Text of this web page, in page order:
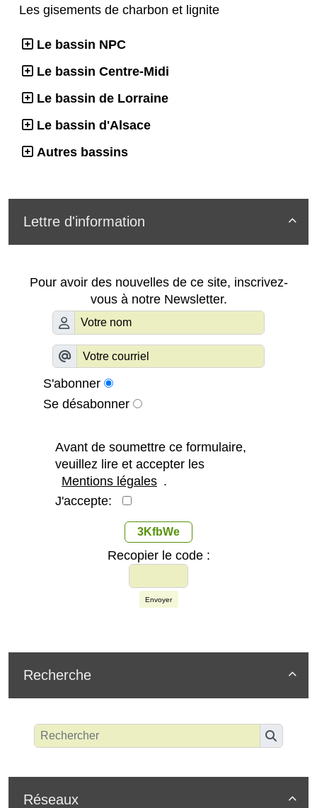
Les gisements de charbon et lignite
Le bassin NPC
Le bassin Centre-Midi
Le bassin de Lorraine
Le bassin d'Alsace
Autres bassins

Lettre d'information
Pour avoir des nouvelles de ce site, inscrivez-
vous à notre Newsletter.
S'abonner
Se désabonner
Avant de soumettre ce formulaire,
veuillez lire et accepter les
Mentions légales .
J'accepte:
3KfbWe
Recopier le code :
Envoyer

Recherche

Réseaux